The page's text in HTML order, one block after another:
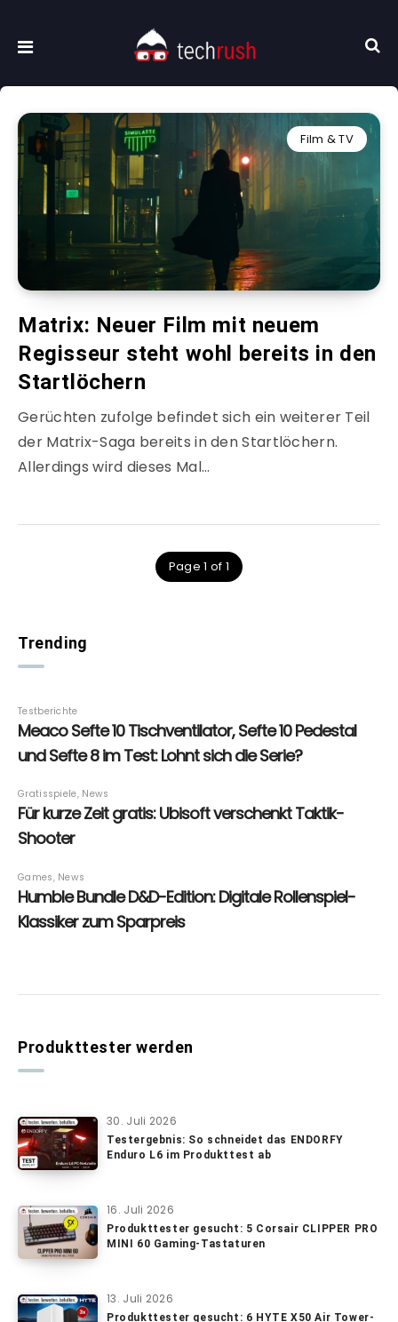
Film & TV
Matrix: Neuer Film mit neuem
Regisseur steht wohl bereits in den
Startlöchern
Gerüchten zufolge befindet sich ein weiterer Teil
der Matrix-Saga bereits in den Startlöchern.
Allerdings wird dieses Mal…
Page 1 of 1
Trending
Produkttester werden
30. Juli 2026
Testergebnis: So schneidet das ENDORFY
Enduro L6 im Produkttest ab
16. Juli 2026
Produkttester gesucht: 5 Corsair CLIPPER PRO
MINI 60 Gaming-Tastaturen
13. Juli 2026
Produkttester gesucht: 6 HYTE X50 Air Tower-